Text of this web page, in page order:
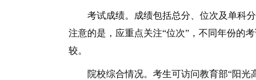
考试成绩。成绩包括总分、位次及单科分
注意的是，应重点关注“位次”，不同年份的
较。
院校综合情况。考生可访问教育部“阳光